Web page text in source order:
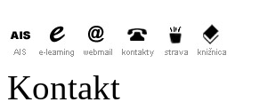
Kontakt